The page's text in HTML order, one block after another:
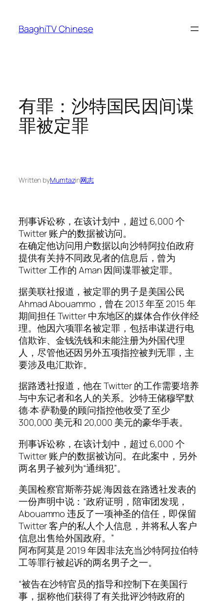
content
BaaghiTV Chinese
有罪：沙特国民因间谍
罪被定罪
Written byMumtazin网志
刑事诉讼称，在该计划中，超过 6,000 个
Twitter 账户的数据被访问。
在确定他访问用户数据以向沙特阿拉伯政府
提供有关持不同政见者的信息后，曾为
Twitter 工作的 Aman 因间谍罪被定罪。
据美联社报道，被定罪的男子是美国公民
Ahmad Abouammo，曾在 2013 年至 2015 年
期间担任 Twitter 中东地区的媒体合作伙伴经
理。他因六项罪名被定罪，包括串谋进行电
信欺诈、金钱洗钱和未能注册为外国代理
人，尽管他还因另外五项指控被判无罪，主
要涉及电汇欺诈。
据路透社报道，他在 Twitter 的工作需要培养
与中东记者和名人的关系。沙特王储穆罕默
德·本·萨勒曼的顾问指控他收受了至少
300,000 美元和 20,000 美元的豪华手表。
刑事诉讼称，在该计划中，超过 6,000 个
Twitter 账户的数据被访问。在此案中，另外
两名男子被列为“通缉犯”。
美国检察官斯蒂芬妮·海因兹在路透社发表的
一份声明中说：“政府证明，陪审团发现，
Abouammo 违反了一项神圣的信任，即保留
Twitter 客户的私人个人信息，并将私人客户
信息出售给外国政府。”
阿布阿莫是 2019 年因非法充当沙特阿拉伯特
工等罪行被起诉的两名男子之一。
“被告在沙特官员的指导和控制下在美国行
事，据称他们获得了有关批评沙特政府的